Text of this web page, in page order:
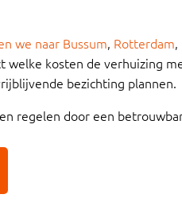
we naar Bussum, Rotterdam,
welke kosten de verhuizing
bezichting plannen.
regelen door een